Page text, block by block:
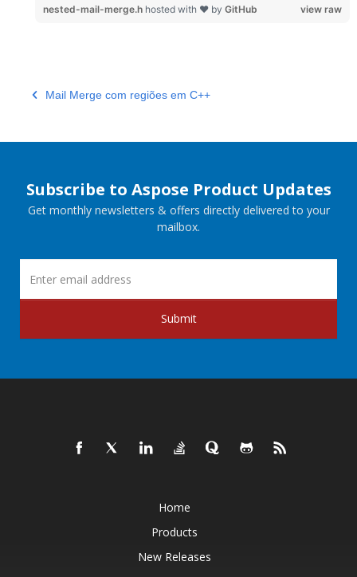
view raw
nested-mail-merge.h hosted with ❤ by GitHub
Mail Merge com regiões em C++
Subscribe to Aspose Product Updates
Get monthly newsletters & offers directly delivered to your
mailbox.
Submit
Home
Products
New Releases